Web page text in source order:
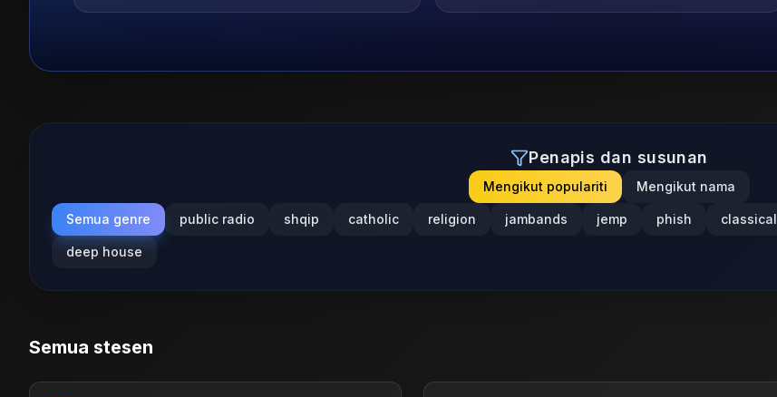
Penapis dan susunan
Mengikut populariti Mengikut nama
Semua genre public radio shqip catholic religion jambands jemp phish classical
deep house
Semua stesen